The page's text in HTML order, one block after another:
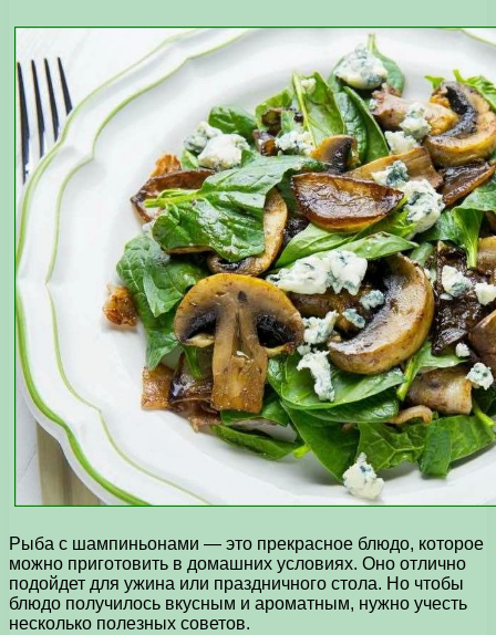
Рыба с шампиньонами — это прекрасное блюдо, которое
можно приготовить в домашних условиях. Оно отлично
подойдет для ужина или праздничного стола. Но чтобы
блюдо получилось вкусным и ароматным, нужно учесть
несколько полезных советов.